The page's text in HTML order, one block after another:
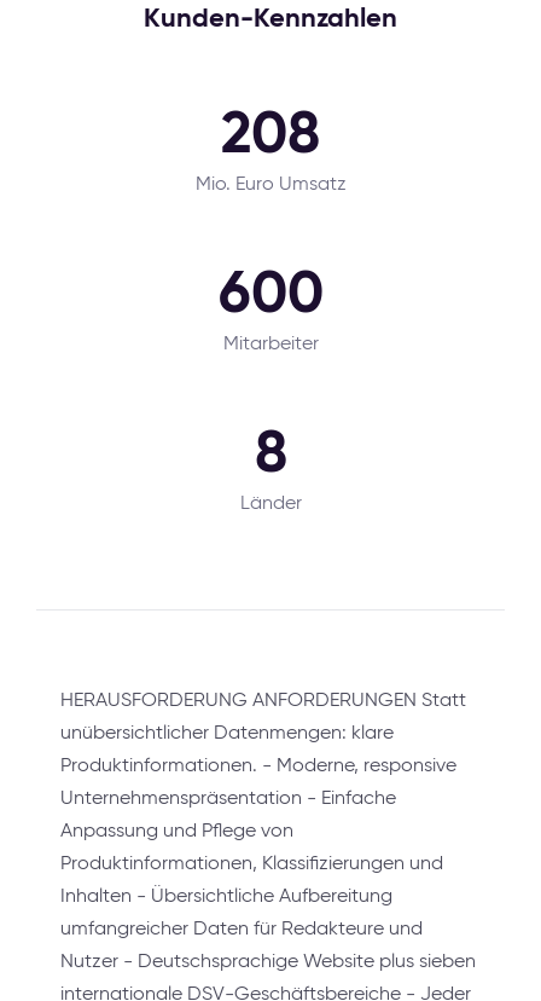
Kunden-Kennzahlen
208
Mio. Euro Umsatz
600
Mitarbeiter
8
Länder
HERAUSFORDERUNG ANFORDERUNGEN Statt
unübersichtlicher Datenmengen: klare
Produktinformationen. - Moderne, responsive
Unternehmenspräsentation - Einfache
Anpassung und Pflege von
Produktinformationen, Klassifizierungen und
Inhalten - Übersichtliche Aufbereitung
umfangreicher Daten für Redakteure und
Nutzer - Deutschsprachige Website plus sieben
internationale DSV-Geschäftsbereiche - Jeder